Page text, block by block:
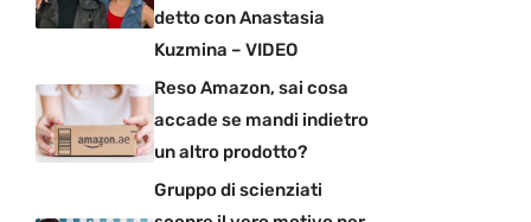
detto con Anastasia
Kuzmina – VIDEO
Reso Amazon, sai cosa
accade se mandi indietro
un altro prodotto?
Gruppo di scienziati